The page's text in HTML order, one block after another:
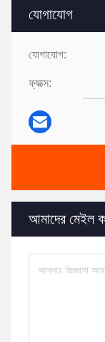
যোগাযোগ
যোগাযোগ:
ফ্যাক্স:
আমাদের মেইল